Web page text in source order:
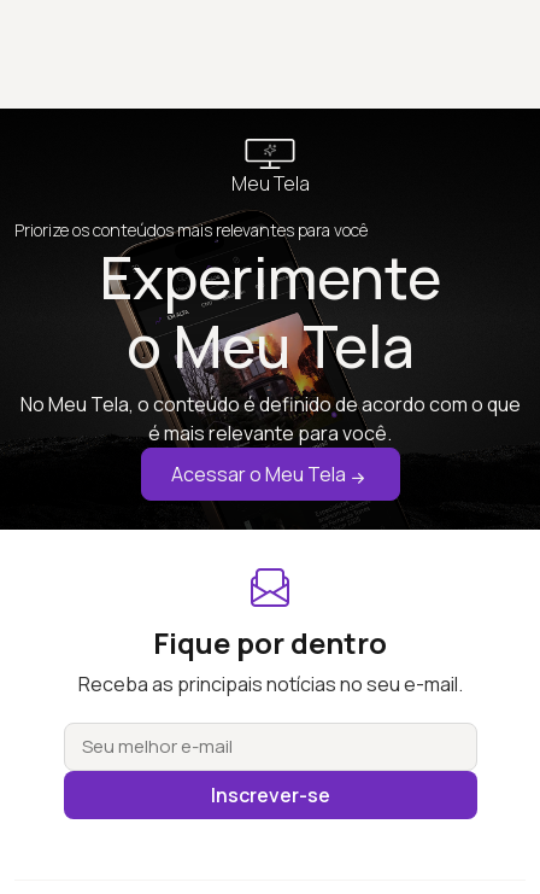
Meu Tela
Priorize os conteúdos mais relevantes para você
Experimente
o Meu Tela
No Meu Tela, o conteúdo é definido de acordo com o que
é mais relevante para você.
Acessar o Meu Tela
Fique por dentro
Receba as principais notícias no seu e-mail.
Inscrever-se